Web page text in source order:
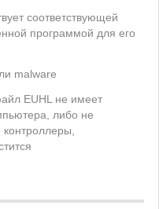
соответствующей
программой для его
malware
EUHL не имеет
либо не